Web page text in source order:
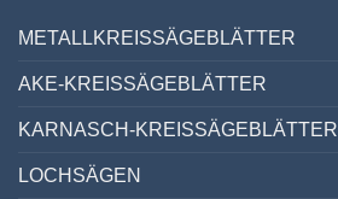
METALLKREISSÄGEBLÄTTER
AKE-KREISSÄGEBLÄTTER
KARNASCH-KREISSÄGEBLÄTTER
LOCHSÄGEN